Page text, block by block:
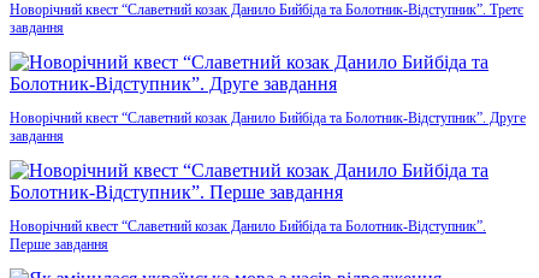
Новорічний квест “Славетний козак Данило Бийбіда та Болотник-Відступник”. Третє
завдання
Новорічний квест “Славетний козак Данило Бийбіда та Болотник-Відступник”. Друге
завдання
Новорічний квест “Славетний козак Данило Бийбіда та Болотник-Відступник”.
Перше завдання